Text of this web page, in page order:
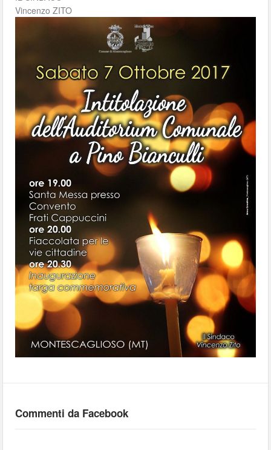
Vincenzo ZITO
Commenti da Facebook